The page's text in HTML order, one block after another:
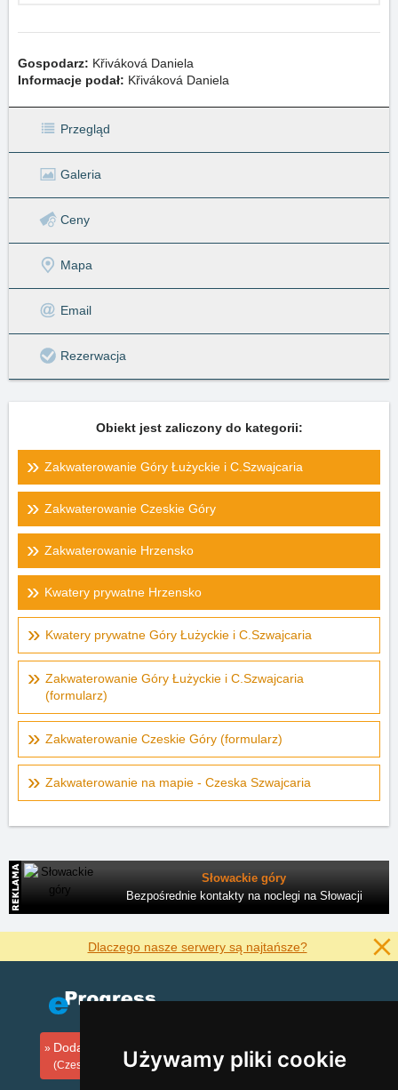
Używamy pliki cookie
Gospodarz: Křiváková Daniela
Informacje podał: Křiváková Daniela
Przegląd
Galeria
Ceny
Mapa
Email
Rezerwacja
Obiekt jest zaliczony do kategorii:
Zakwaterowanie Góry Łużyckie i C.Szwajcaria
Zakwaterowanie Czeskie Góry
Zakwaterowanie Hrzensko
Kwatery prywatne Hrzensko
Kwatery prywatne Góry Łużyckie i C.Szwajcaria
Zakwaterowanie Góry Łużyckie i C.Szwajcaria
(formularz)
Zakwaterowanie Czeskie Góry (formularz)
Zakwaterowanie na mapie - Czeska Szwajcaria
Słowackie góry
Bezpośrednie kontakty na noclegi na Słowacji
Dlaczego nasze serwery są najtańsze?
Dodaj zakwaterowanie
(Czeski)